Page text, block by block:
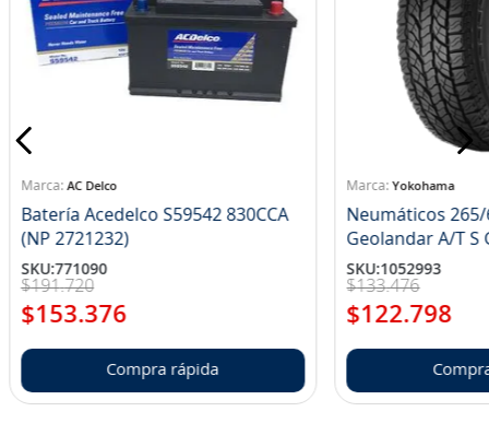
AC Delco
Batería Acedelco S59542 830CCA
(NP 2721232)
SKU:771090
$191.720
$153.376
Compra rápida
Yokohama
Neumáticos 265/
SKU:1052993
$133.476
$122.798